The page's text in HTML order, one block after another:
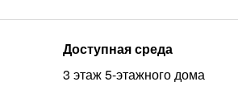
Доступная среда
3 этаж 5-этажного дома